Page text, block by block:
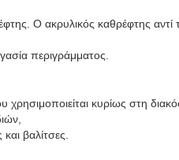
Ο ακρυλικός καθρέφτης αντί
περιγράμματος.
κυρίως στη
και βαλίτσες.